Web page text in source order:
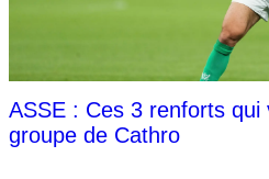
ASSE : Ces 3 renforts qui
groupe de Cathro